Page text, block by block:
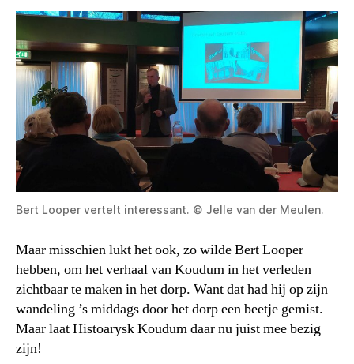
Bert Looper vertelt interessant. © Jelle van der Meulen.
Maar misschien lukt het ook, zo wilde Bert Looper
hebben, om het verhaal van Koudum in het verleden
zichtbaar te maken in het dorp. Want dat had hij op zijn
wandeling ’s middags door het dorp een beetje gemist.
Maar laat Histoarysk Koudum daar nu juist mee bezig
zijn!